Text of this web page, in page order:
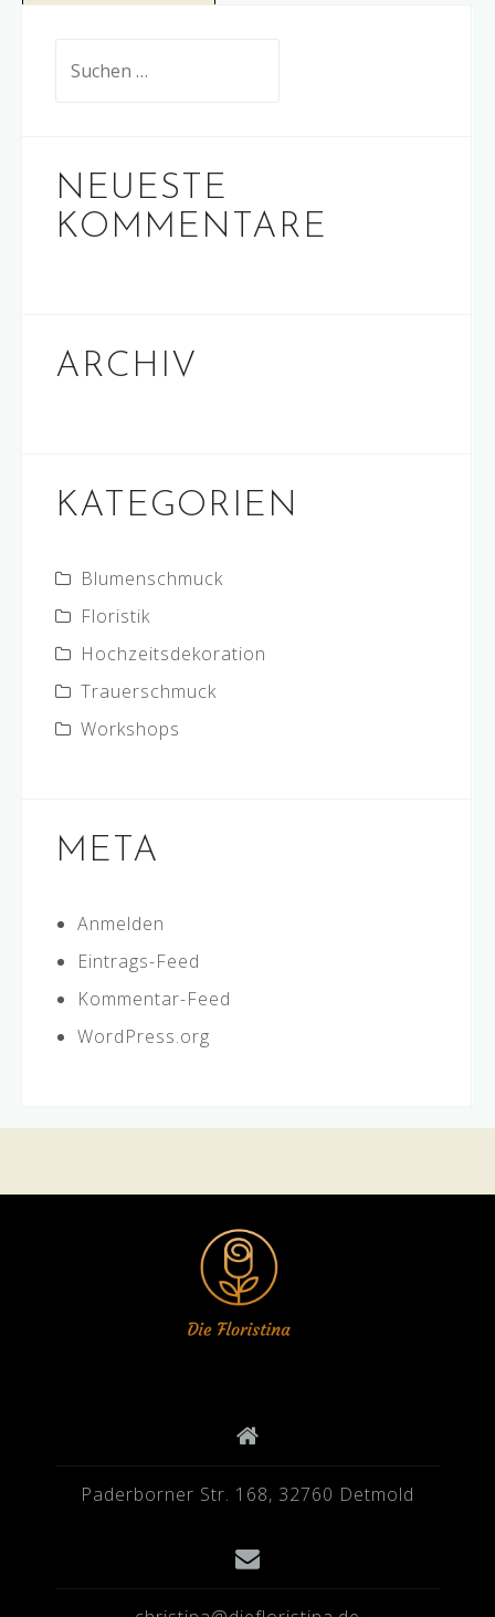
NEUESTE
KOMMENTARE
ARCHIV
KATEGORIEN
Blumenschmuck
Floristik
Hochzeitsdekoration
Trauerschmuck
Workshops
META
Anmelden
Eintrags-Feed
Kommentar-Feed
WordPress.org
Paderborner Str. 168, 32760 Detmold